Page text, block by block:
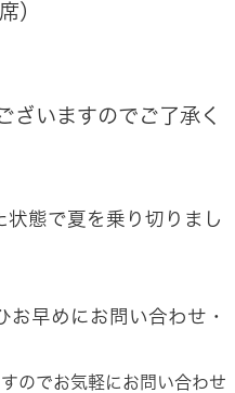
）
いますのでご了承く
態で夏を乗り切りまし
お早めにお問い合わせ・
のでお気軽にお問い合わせ